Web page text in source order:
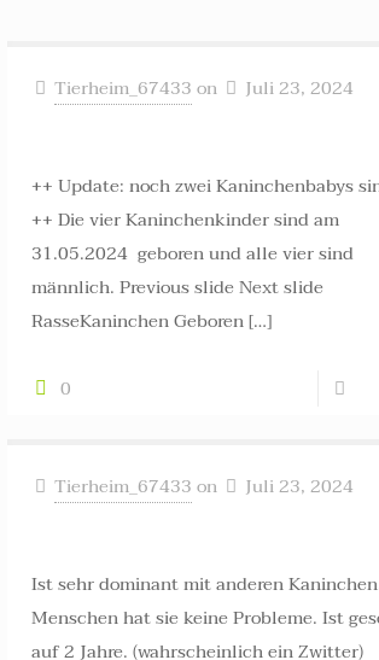
Tierheim_67433on
Juli 23, 2024
++ Update: noch zwei Kaninchenbabys
++ Die vier Kaninchenkinder sind am
31.05.2024 geboren und alle vier sind
männlich. Previous slide Next slide
RasseKaninchen Geboren[…]
0
Tierheim_67433on
Juli 23, 2024
Ist sehr dominant mit anderen
Menschen hat sie keine Probleme. Ist
auf 2 Jahre. (wahrscheinlich ein Zwitter)